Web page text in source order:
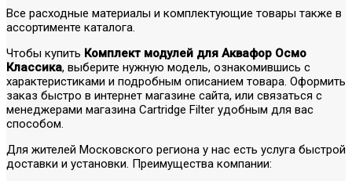
Все расходные материалы и комплектующие товары также в
ассортименте каталога.
Чтобы купить Комплект модулей для Аквафор Осмо
Классика, выберите нужную модель, ознакомившись с
характеристиками и подробным описанием товара. Оформить
заказ быстро в интернет магазине сайта, или связаться с
менеджерами магазина Cartridge Filter удобным для вас
способом.
Для жителей Московского региона у нас есть услуга быстрой
доставки и установки. Преимущества компании: